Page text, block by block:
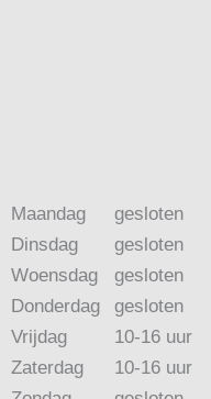
Maandag
Dinsdag
Woensdag
Donderdag
Vrijdag
Zaterdag
gesloten
gesloten
gesloten
gesloten
10-16 uur
10-16 uur